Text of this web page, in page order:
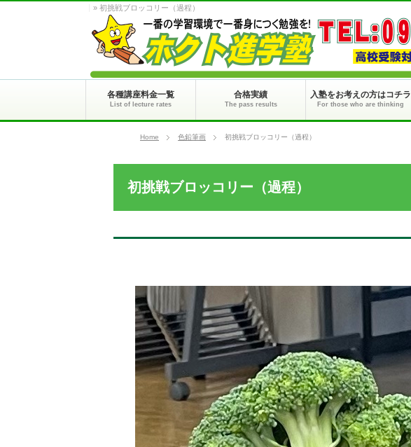
» 初挑戦ブロッコリー（過程）
各種講座料金一覧
List of lecture rates
合格実績
The pass results
入塾をお考えの方はコチラ
For those who are thinking
Home 色鉛筆画 初挑戦ブロッコリー（過程）
初挑戦ブロッコリー（過程）